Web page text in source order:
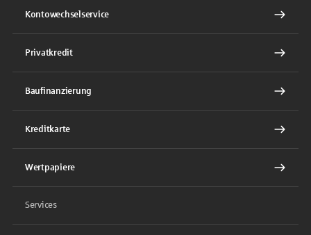
Kontowechselservice
Privatkredit
Baufinanzierung
Kreditkarte
Wertpapiere
Services